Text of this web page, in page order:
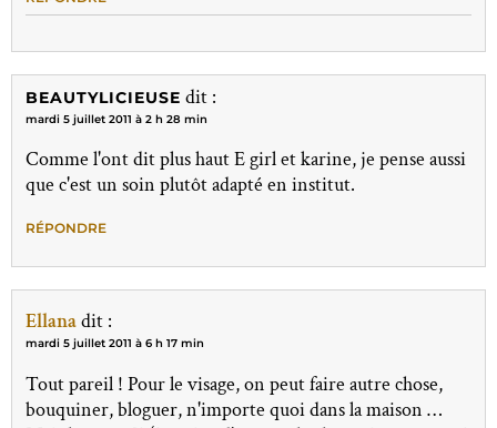
BEAUTYLICIEUSE dit :
mardi 5 juillet 2011 à 2 h 28 min
Comme l'ont dit plus haut E girl et karine, je pense aussi
que c'est un soin plutôt adapté en institut.
RÉPONDRE
Ellanadit :
mardi 5 juillet 2011 à 6 h 17 min
Tout pareil ! Pour le visage, on peut faire autre chose,
bouquiner, bloguer, n'importe quoi dans la maison …